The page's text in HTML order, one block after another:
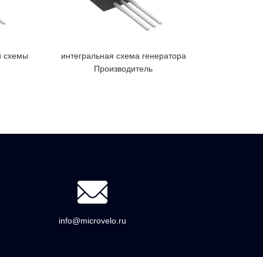
схемы
интегральная схема генератора
Производитель
info@microvelo.ru